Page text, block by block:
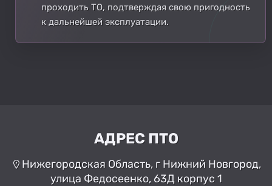
проходить ТО, подтверждая свою пригодность
к дальнейшей эксплуатации.
АДРЕС ПТО
Нижегородская Область, г Нижний Новгород,
улица Федосеенко, 63Д корпус 1